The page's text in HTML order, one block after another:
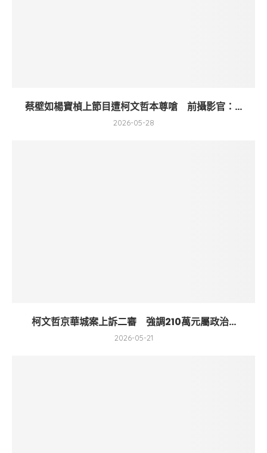
蔡壁如楊寶楨上節目遭柯文哲本尊嗆 前攝影官：...
2026-05-28
柯文哲京華城案上訴二審 強調210萬元屬政治...
2026-05-21